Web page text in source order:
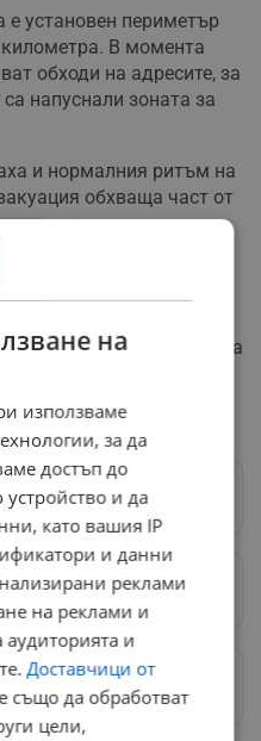
установен периметър
километра. В момента
обходи на адресите, за
напуснали зоната за
и нормалния ритъм на
обхваща част от
а ключови линии на
спрени, докато
дейности.
световна война са
земя продължава да
боеприпаси, като
сравнително често в
News→
→
информация на
на
използваме
за да
достъп до
и да
като вашия IP
и данни
реклами
на реклами и
и
Доставчици от
също да обработват
цели,